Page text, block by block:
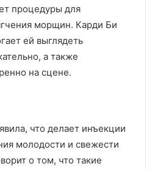
процедуры для
морщин. Карди Би
ей выглядеть
а также
на сцене.
что делает инъекции
молодости и свежести
о том, что такие